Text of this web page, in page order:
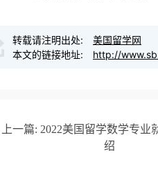
转载请注明出处:
美国留学网
本文的链接地址:
http://
上一篇: 2022美国留学数学专业
绍